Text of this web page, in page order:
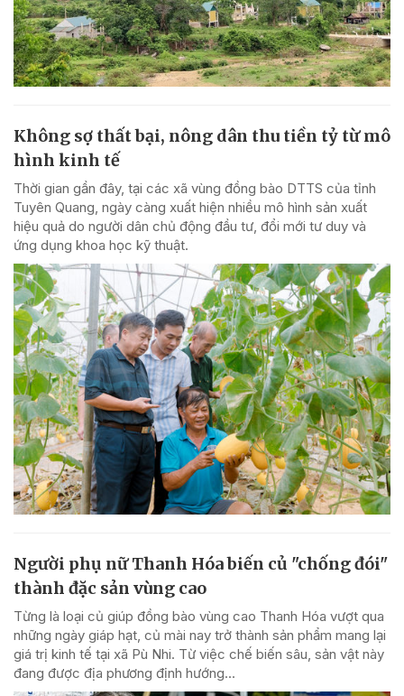
Không sợ thất bại, nông dân thu tiền tỷ từ mô
hình kinh tế
Thời gian gần đây, tại các xã vùng đồng bào DTTS của tỉnh
Tuyên Quang, ngày càng xuất hiện nhiều mô hình sản xuất
hiệu quả do người dân chủ động đầu tư, đổi mới tư duy và
ứng dụng khoa học kỹ thuật.
Người phụ nữ Thanh Hóa biến củ "chống đói"
thành đặc sản vùng cao
Từng là loại củ giúp đồng bào vùng cao Thanh Hóa vượt qua
những ngày giáp hạt, củ mài nay trở thành sản phẩm mang lại
giá trị kinh tế tại xã Pù Nhi. Từ việc chế biến sâu, sản vật này
đang được địa phương định hướng...